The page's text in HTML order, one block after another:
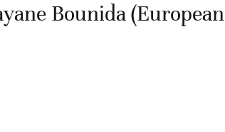
Bounida (European